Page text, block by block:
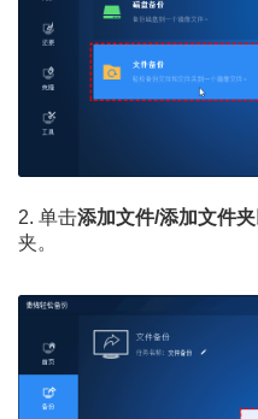
2. 单击添加文件/添加文件夹
夹。